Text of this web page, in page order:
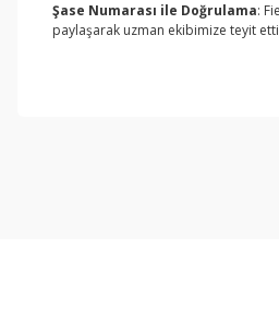
Şase Numarası ile Doğrulama:
paylaşarak uzman ekibimize teyit